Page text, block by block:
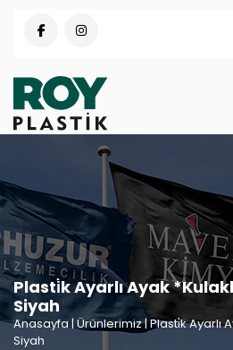
Plasti̇k Ayarlı Ayak
Siyah
Anasayfa| Ürünlerimiz | Plasti̇k Ayarlı
Siyah